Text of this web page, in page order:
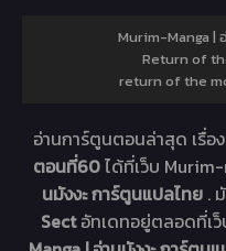
Murim-Manga |
Return of
return of the
อ่านการ์ตูนตอนล่าสุด เรื่อง
ตอนที่60ได้ที่เว็บ
นมังงะ การ์ตูนแปลไทย .
Sectอัทเดทอยู่ตลอดที่เ